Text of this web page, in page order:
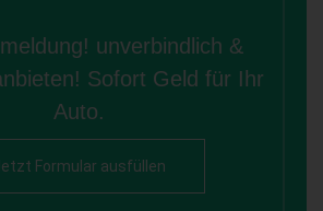
unverbindlich &
Sofort Geld für Ihr
Auto.
Formular ausfüllen